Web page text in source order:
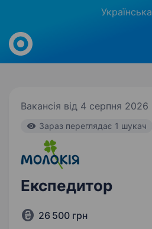
Українська
Work.ua
Вакансія від 4 серпня 2026
Зараз переглядає 1 шукач
Експедитор
26 500 грн